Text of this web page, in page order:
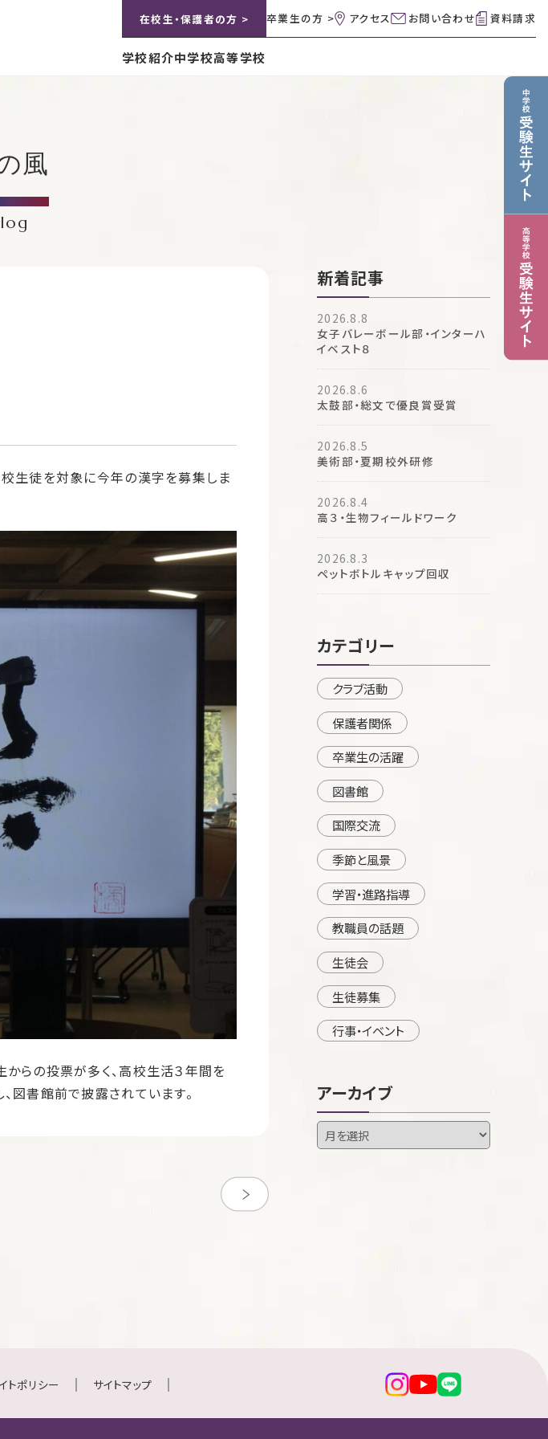
在校生・保護者の方 > 卒業生の方 > アクセス お問い合わせ 資料請求
学校紹介中学校高等学校
風
校生徒を対象に今年の漢字を募集しま
らの投票が多く、高校生活３年間を
図書館前で披露されています。
新着記事
2026.8.8
女子バレーボール部・インターハ
イベスト８
2026.8.6
太鼓部・総文で優良賞受賞
2026.8.5
美術部・夏期校外研修
2026.8.4
高３・生物フィールドワーク
2026.8.3
ペットボトルキャップ回収
カテゴリー
クラブ活動
保護者関係
卒業生の活躍
図書館
国際交流
季節と風景
学習・進路指導
教職員の話題
生徒会
生徒募集
行事・イベント
アーカイブ
トポリシー サイトマップ